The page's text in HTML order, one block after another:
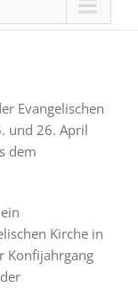
Evangelischen
und 26. April
dem
Kirche in
Konfijahrgang